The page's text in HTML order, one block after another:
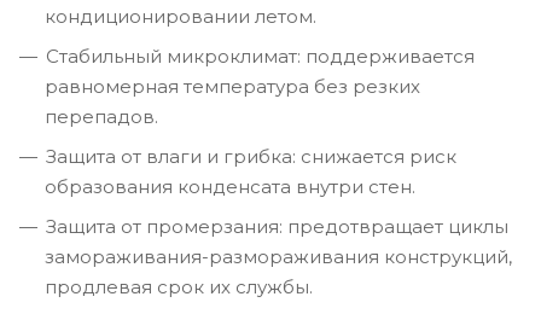
кондиционировании летом.
Стабильный микроклимат: поддерживается
равномерная температура без резких
перепадов.
Защита от влаги и грибка: снижается риск
образования конденсата внутри стен.
Защита от промерзания: предотвращает циклы
замораживания-размораживания конструкций,
продлевая срок их службы.